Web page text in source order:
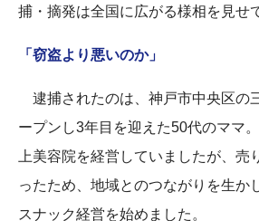
捕・摘発は全国に広がる様相を見せ
「窃盗より悪いのか」
逮捕されたのは、神戸市中央区の
ープンし3年目を迎えた50代のママ
上美容院を経営していましたが、売
ったため、地域とのつながりを生か
スナック経営を始めました。